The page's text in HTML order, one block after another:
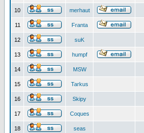
10 merhaut
11 Franta
12 suK
13 humpf
14 MSW
15 Tarkus
16 Skipy
17 Coques
18 seas